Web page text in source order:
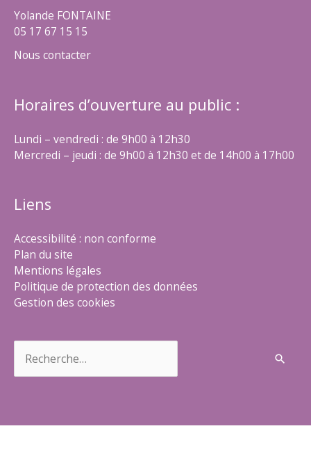
Yolande FONTAINE
05 17 67 15 15
Nous contacter
Horaires d’ouverture au public :
Lundi – vendredi : de 9h00 à 12h30
Mercredi – jeudi : de 9h00 à 12h30 et de 14h00 à 17h00
Liens
Accessibilité : non conforme
Plan du site
Mentions légales
Politique de protection des données
Gestion des cookies